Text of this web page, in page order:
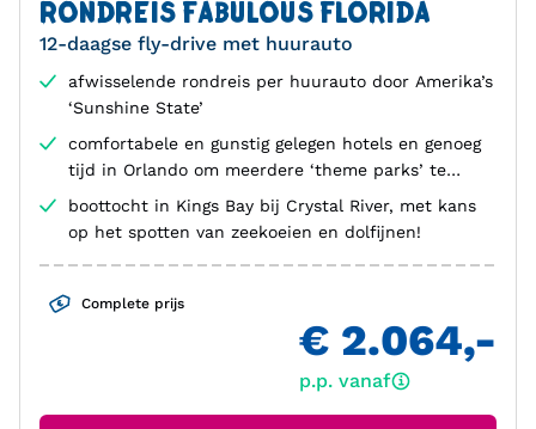
RONDREIS FABULOUS FLORIDA
12-daagse fly-drive met huurauto
afwisselende rondreis per huurauto door Amerika’s
‘Sunshine State’
comfortabele en gunstig gelegen hotels en genoeg
tijd in Orlando om meerdere ‘theme parks’ te
bezoeken
boottocht in Kings Bay bij Crystal River, met kans
op het spotten van zeekoeien en dolfijnen!
Complete prijs
€ 2.064,-
p.p. vanaf